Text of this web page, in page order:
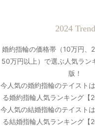
2024 Trend
婚約指輪の価格帯（10万円、
50万円以上）で選ぶ人気ラン
版！
今人気の婚約指輪のテイスト
る婚約指輪人気ランキング【
今人気の結婚指輪のテイスト
る結婚指輪人気ランキング【